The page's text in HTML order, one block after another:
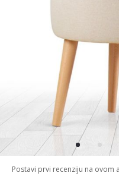
Postavi prvi recenziju na ovom